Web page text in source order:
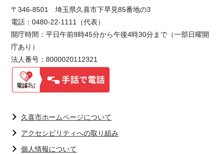
〒346-8501 埼玉県久喜市下早見85番地の3
電話：0480-22-1111（代表）
開庁時間：平日午前8時45分から午後4時30分まで（一部日曜開
庁あり）
法人番号：8000020112321
久喜市ホームページについて
アクセシビリティへの取り組み
個人情報について